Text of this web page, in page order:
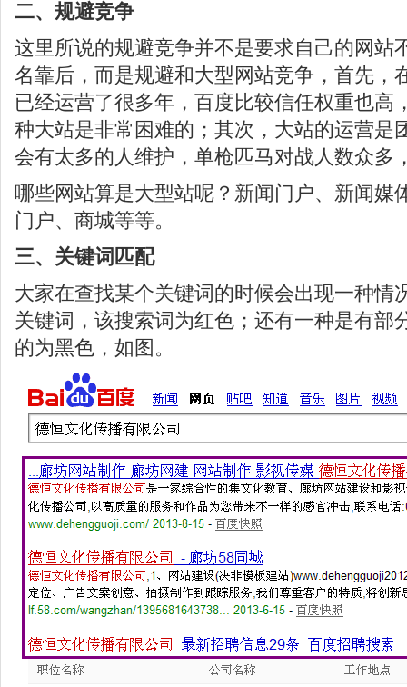
二、规避竞争
这里所说的规避竞争并不是要求自己的网站
名靠后，而是规避和大型网站竞争，首先，
已经运营了很多年，百度比较信任权重也高
种大站是非常困难的；其次，大站的运营是
会有太多的人维护，单枪匹马对战人数众多
哪些网站算是大型站呢？新闻门户、新闻媒
门户、商城等等。
三、关键词匹配
大家在查找某个关键词的时候会出现一种情
关键词，该搜索词为红色；还有一种是有部
的为黑色，如图。